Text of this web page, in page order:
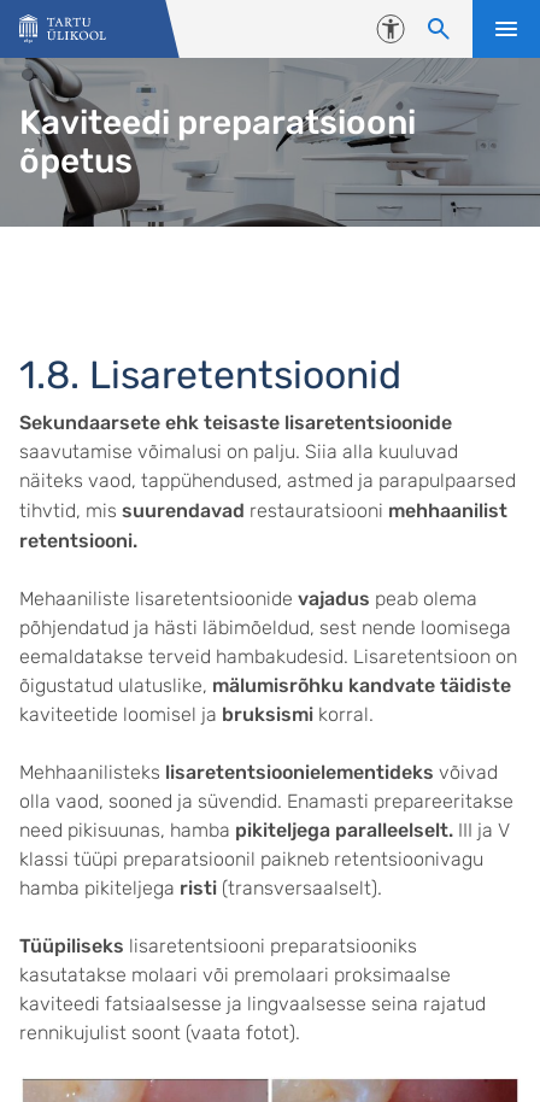
Liigu edasi põhisisu juurde
Juurdepääsetavus
Kaviteedi preparatsiooni
õpetus
1.8. Lisaretentsioonid
Sekundaarsete ehk teisaste lisaretentsioonide
saavutamise võimalusi on palju. Siia alla kuuluvad
näiteks vaod, tappühendused, astmed ja parapulpaarsed
tihvtid, mis suurendavad restauratsiooni mehhaanilist
retentsiooni.
Mehaaniliste lisaretentsioonide vajadus peab olema
põhjendatud ja hästi läbimõeldud, sest nende loomisega
eemaldatakse terveid hambakudesid. Lisaretentsioon on
õigustatud ulatuslike, mälumisrõhku kandvate täidiste
kaviteetide loomisel ja bruksismi korral.
Mehhaanilisteks lisaretentsioonielementideks võivad
olla vaod, sooned ja süvendid. Enamasti prepareeritakse
need pikisuunas, hamba pikiteljega paralleelselt. III ja V
klassi tüüpi preparatsioonil paikneb retentsioonivagu
hamba pikiteljega risti (transversaalselt).
Tüüpiliseks lisaretentsiooni preparatsiooniks
kasutatakse molaari või premolaari proksimaalse
kaviteedi fatsiaalsesse ja lingvaalsesse seina rajatud
rennikujulist soont (vaata fotot).